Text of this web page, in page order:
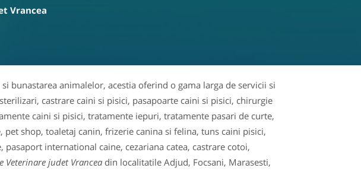
Vrancea
bunastarea animalelor, acestia oferind o gama larga de servicii si
castrare caini si pisici, pasapoarte caini si pisici, chirurgie
caini si pisici, tratamente iepuri, tratamente pasari de curte,
shop, toaletaj canin, frizerie canina si felina, tuns caini pisici,
international caine, cezariana catea, castrare cotoi,
Veterinare judet Vrancea din localitatile Adjud, Focsani, Marasesti,